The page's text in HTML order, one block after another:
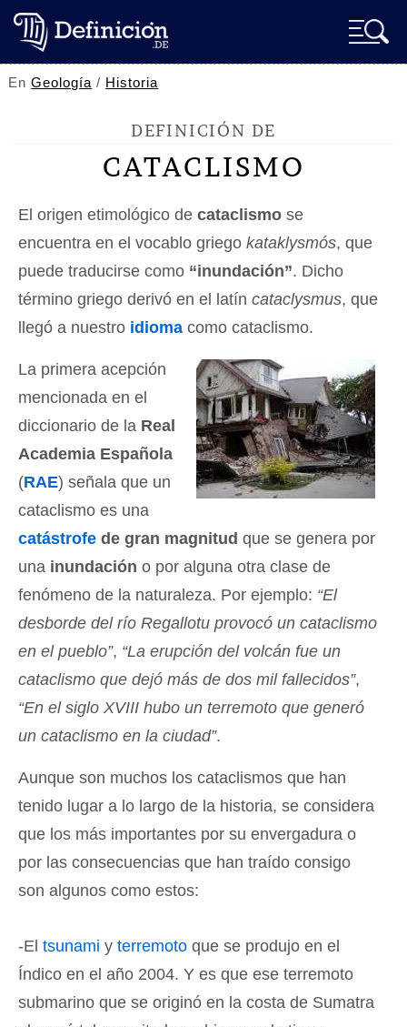
EnGeología / Historia
DEFINICIÓN DE
CATACLISMO
El origen etimológico de cataclismo se
encuentra en el vocablo griego kataklysmós, que
puede traducirse como “inundación”. Dicho
término griego derivó en el latín cataclysmus, que
llegó a nuestro idioma como cataclismo.
La primera acepción
mencionada en el
diccionario de la Real
Academia Española
(RAE) señala que un
cataclismo es una
catástrofe de gran magnitud que se genera por
una inundación o por alguna otra clase de
fenómeno de la naturaleza. Por ejemplo: “El
desborde del río Regallotu provocó un cataclismo
en el pueblo”, “La erupción del volcán fue un
cataclismo que dejó más de dos mil fallecidos”,
“En el siglo XVIII hubo un terremoto que generó
un cataclismo en la ciudad”.
Aunque son muchos los cataclismos que han
tenido lugar a lo largo de la historia, se considera
que los más importantes por su envergadura o
por las consecuencias que han traído consigo
son algunos como estos:
-El tsunami y terremoto que se produjo en el
Índico en el año 2004. Y es que ese terremoto
submarino que se originó en la costa de Sumatra